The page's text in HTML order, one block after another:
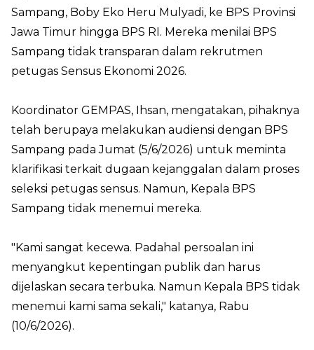
Sampang, Boby Eko Heru Mulyadi, ke BPS Provinsi
Jawa Timur hingga BPS RI. Mereka menilai BPS
Sampang tidak transparan dalam rekrutmen
petugas Sensus Ekonomi 2026.
Koordinator GEMPAS, Ihsan, mengatakan, pihaknya
telah berupaya melakukan audiensi dengan BPS
Sampang pada Jumat (5/6/2026) untuk meminta
klarifikasi terkait dugaan kejanggalan dalam proses
seleksi petugas sensus. Namun, Kepala BPS
Sampang tidak menemui mereka.
"Kami sangat kecewa. Padahal persoalan ini
menyangkut kepentingan publik dan harus
dijelaskan secara terbuka. Namun Kepala BPS tidak
menemui kami sama sekali," katanya, Rabu
(10/6/2026).